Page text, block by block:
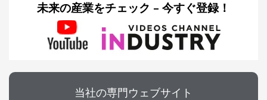
未来の産業をチェック – 今すぐ登録！
当社の専門ウェブサイト